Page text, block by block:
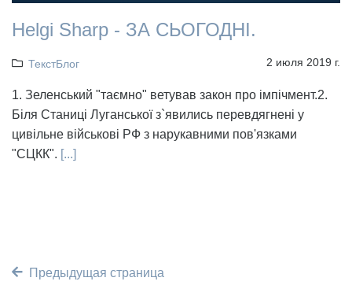
Helgi Sharp - ЗА СЬОГОДНІ.
ТекстБлог 2 июля 2019 г.
1. Зеленський "таємно" ветував закон про імпічмент.2.
Біля Станиці Луганської з`явились перевдягнені у
цивільне військові РФ з нарукавними пов'язками
"СЦКК". [...]
Предыдущая страница